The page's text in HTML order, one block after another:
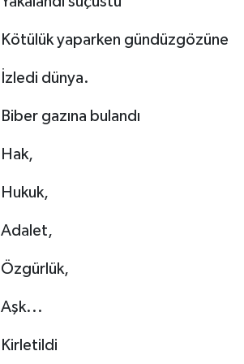
Kötülük yaparken gündüzgözüne
İzledi dünya.
Biber gazına bulandı
Hak,
Hukuk,
Adalet,
Özgürlük,
Aşk...
Kirletildi